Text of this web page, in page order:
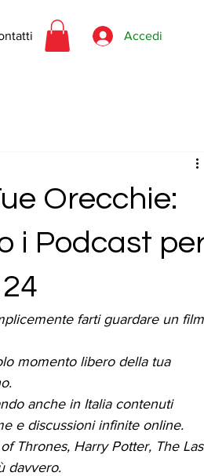
Accedi
Orecchie:
i Podcast
farti guardare un
momento libero della tua
anche in Italia contenuti
e discussioni infinite online.
Thrones, Harry Potter, The
davvero.